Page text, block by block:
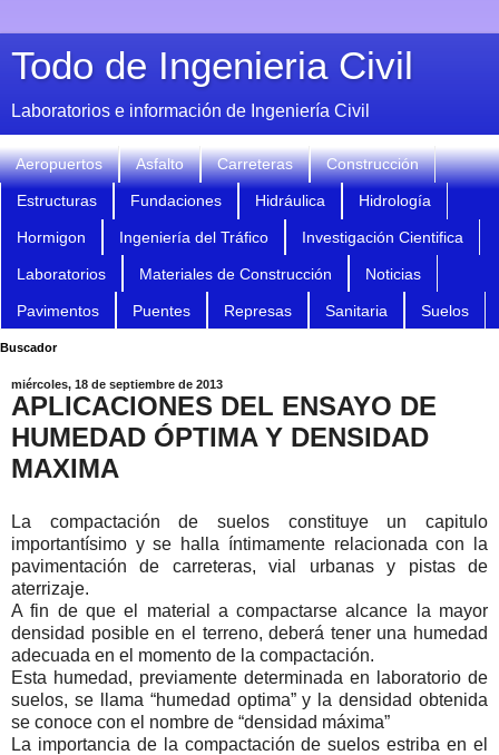
Todo de Ingenieria Civil
Laboratorios e información de Ingeniería Civil
Aeropuertos Asfalto Carreteras Construcción
Estructuras Fundaciones Hidráulica Hidrología
Hormigon Ingeniería del Tráfico Investigación Cientifica
Laboratorios Materiales de Construcción Noticias
Pavimentos Puentes Represas Sanitaria Suelos
Buscador
miércoles, 18 de septiembre de 2013
APLICACIONES DEL ENSAYO DE
HUMEDAD ÓPTIMA Y DENSIDAD
MAXIMA
La compactación de suelos constituye un capitulo
importantísimo y se halla íntimamente relacionada con la
pavimentación de carreteras, vial urbanas y pistas de
aterrizaje.
A fin de que el material a compactarse alcance la mayor
densidad posible en el terreno, deberá tener una humedad
adecuada en el momento de la compactación.
Esta humedad, previamente determinada en laboratorio de
suelos, se llama “humedad optima” y la densidad obtenida
se conoce con el nombre de “densidad máxima”
La importancia de la compactación de suelos estriba en el